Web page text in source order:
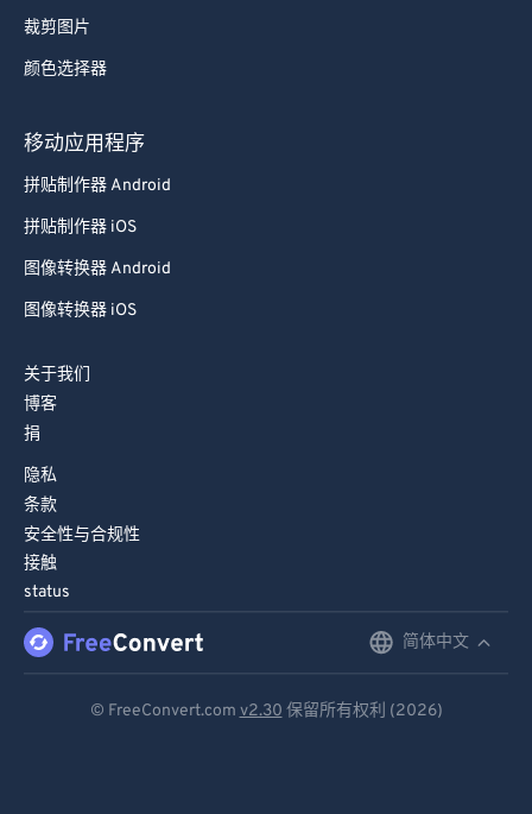
裁剪图片
颜色选择器
移动应用程序
拼贴制作器 Android
拼贴制作器 iOS
图像转换器 Android
图像转换器 iOS
关于我们
博客
捐
隐私
条款
安全性与合规性
接触
status
简体中文
© FreeConvert.com v2.30 保留所有权利 (2026)